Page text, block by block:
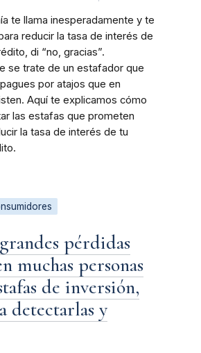
te llama inesperadamente y te
reducir la tasa de interés de
di “no, gracias”.
se trate de un estafador que
por atajos que en
Aquí te explicamos cómo
las estafas que prometen
la tasa de interés de tu
pérdidas
muchas personas
de inversión,
detectarlas y